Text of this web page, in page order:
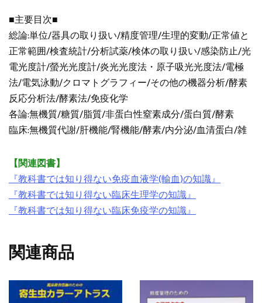
■主要目次■
総論:単位/器具の取り扱い/精度管理/生理的変動/正常値と
正常範囲/検査統計/分析試薬/検体の取り扱い/感染防止/光
電光度計/螢光光度計/炎光光度法・原子吸光光度法/電極
法/電気泳動/クロマトグラフィー/その他の機器分析/酵素
反応分析法/酵素法/免疫化学
各論:無機質/糖質/脂質/非蛋白性窒素成分/蛋白質/酵素
臨床:無機質代謝/肝機能/腎機能/酵素/内分泌/血清蛋白/雑
【関連図書】
『教科書では知り得ない免疫血液学(輸血)の知識』
『教科書では知り得ない臨床生理学の知識』
『教科書では知り得ない臨床免疫学の知識』
関連商品